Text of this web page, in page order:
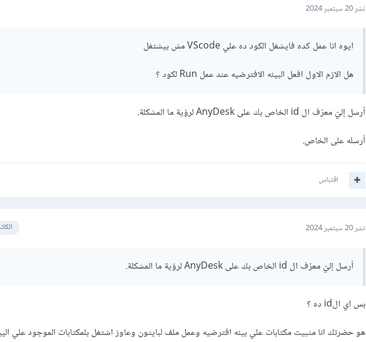
نشر20 سبتمبر 2024
ايوه انا عمل كده فايشغل الكود ده علي VScode مش بيشتغل
هل الازم الاول افعل البيئه الافترضيه عند عمل Run لكود ؟
أرسل إليّ معرّف ال id الخاص بك على AnyDesk لرؤية ما المشكلة.
أرسله على الخاص.
اقتباس
نشر20 سبتمبر 2024
أرسل إليّ معرّف ال id الخاص بك على AnyDesk لرؤية ما المشكلة.
بس اي الid ده ؟
هو حضرتك انا مثبيت مكتابات علي بيئه افترضيه وعمل ملف لبايثون وعاوز اشتغل بلمكتابات الموجود علي